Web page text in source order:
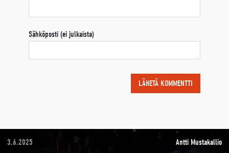
Sähköposti (ei julkaista)
3.6.2025 Antti Mustakallio